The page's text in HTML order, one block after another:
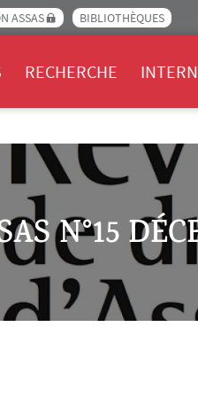
ASSAS BIBLIOTHÈQUES
RECHERCHE
N°15